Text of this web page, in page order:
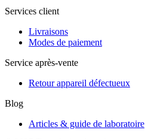
Services client
Livraisons
Modes de paiement
Service après-vente
Retour appareil défectueux
Blog
Articles & guide de laboratoire